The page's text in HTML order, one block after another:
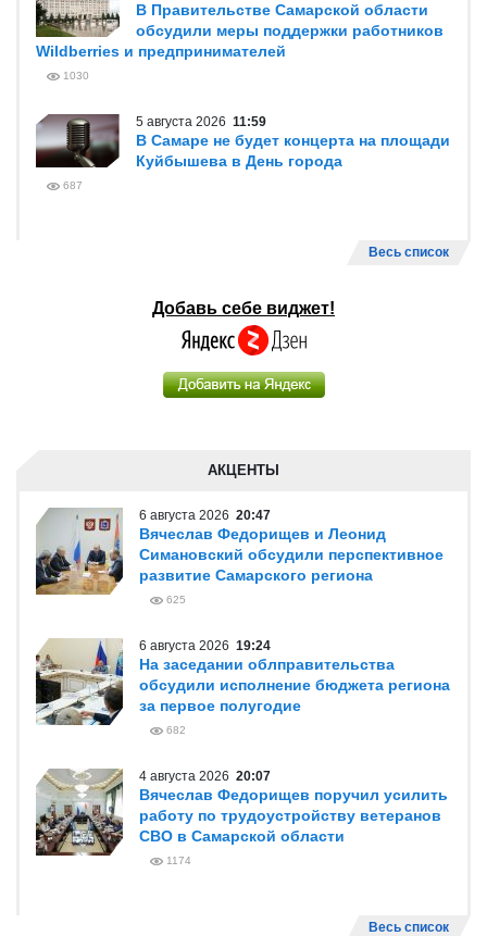
В Правительстве Самарской области
обсудили меры поддержки работников
Wildberries и предпринимателей
1030
5 августа 2026 11:59
В Самаре не будет концерта на площади
Куйбышева в День города
687
Весь список
Добавь себе виджет!
АКЦЕНТЫ
6 августа 2026 20:47
Вячеслав Федорищев и Леонид
Симановский обсудили перспективное
развитие Самарского региона
625
6 августа 2026 19:24
На заседании облправительства
обсудили исполнение бюджета региона
за первое полугодие
682
4 августа 2026 20:07
Вячеслав Федорищев поручил усилить
работу по трудоустройству ветеранов
СВО в Самарской области
1174
Весь список